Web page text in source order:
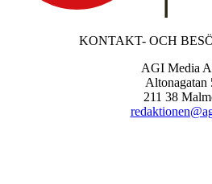
KONTAKT- OCH
AGI Media
Altonagatan
211 38